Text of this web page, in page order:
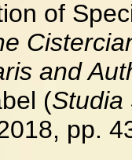
of
and
(Studia
pp.